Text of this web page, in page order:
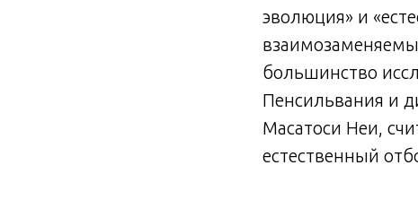
эволюция» и
большинство
Пенсильвания и
Масатоси Неи,
естественный